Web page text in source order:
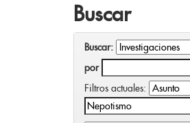
Buscar
Buscar:
por
Filtros actuales: